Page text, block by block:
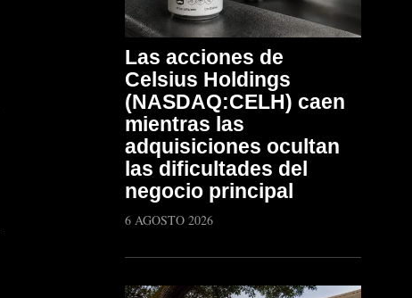
Las acciones de
Celsius Holdings
(NASDAQ:CELH) caen
mientras las
adquisiciones ocultan
las dificultades del
negocio principal
6 AGOSTO 2026